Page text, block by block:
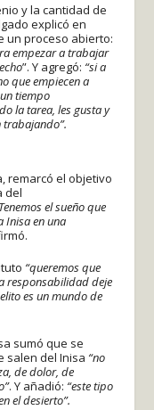
y la cantidad de
explicó en
un proceso abierto:
empezar a trabajar
”. Y agregó: “si a
que empiecen a
tiempo
la tarea, les gusta y
remarcó el objetivo
del
el sueño que
Inisa en una
“queremos que
responsabilidad deje
es un mundo de
sumó que se
salen del Inisa “no
de dolor, de
. Y añadió: “este tipo
el desierto”.